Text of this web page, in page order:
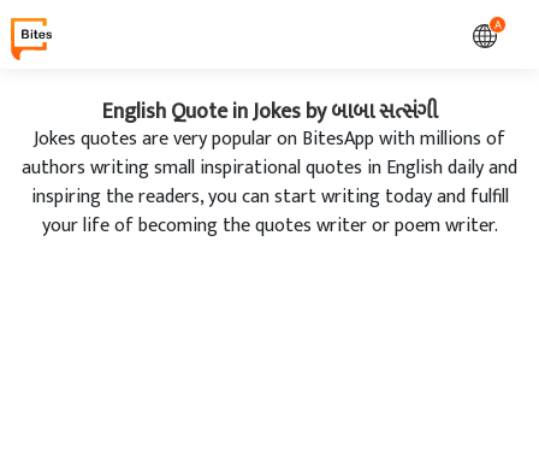
A
English Quote in Jokes by બાબા સત્સંગી
Jokes quotes are very popular on BitesApp with millions of
authors writing small inspirational quotes in English daily and
inspiring the readers, you can start writing today and fulfill
your life of becoming the quotes writer or poem writer.